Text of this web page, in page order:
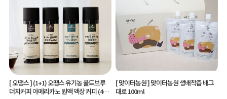
[ 오땡스 ](1+1) 오땡스 유기농 콜드브루
더치커피 아메리카노 원액 액상 커피 (400
[ 맞이터농원 ]맞이터농원 생배착즙 배그
대로 100ml